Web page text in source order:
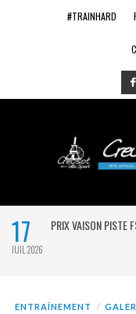
#TRAINHARD
17
JUIL 2026
PRIX VAISON PISTE
ENTRAÎNEMENT